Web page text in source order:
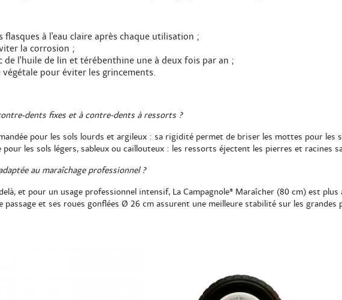
flasques à l'eau claire après chaque utilisation ;
la corrosion ;
de l'huile de lin et térébenthine une à deux fois par an ;
pour éviter les grincements.
dents fixes et à contre-dents à ressorts ?
pour les sols lourds et argileux : sa rigidité permet de briser les mottes pour les
les sols légers, sableux ou caillouteux : les ressorts éjectent les pierres et racines
au maraîchage professionnel ?
et pour un usage professionnel intensif, La Campagnole® Maraîcher (80 cm) est
et ses roues gonflées Ø 26 cm assurent une meilleure stabilité sur les grandes